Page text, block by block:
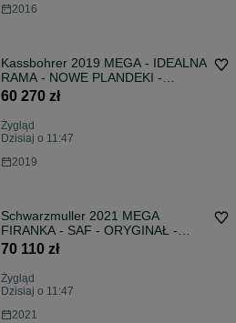
2016
Kassbohrer 2019 MEGA - IDEALNA
RAMA - NOWE PLANDEKI -
GWARANCJA
60 270 zł
Żygląd
Dzisiaj o 11:47
2019
Schwarzmuller 2021 MEGA
FIRANKA - SAF - ORYGINAŁ -
GWARANCJA
70 110 zł
Żygląd
Dzisiaj o 11:47
2021